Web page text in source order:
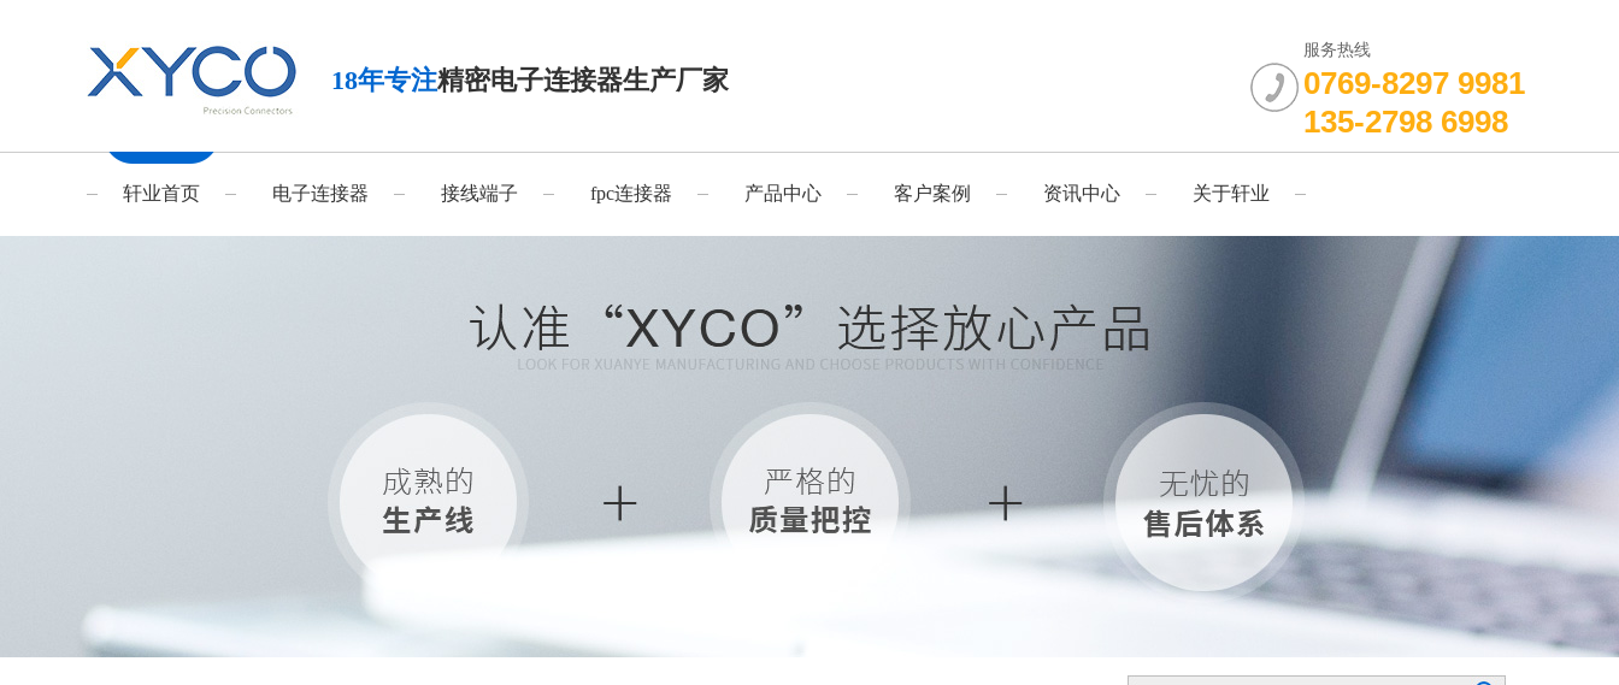
18年专注精密电子连接器生产厂家
服务热线
0769-8297 9981
135-2798 6998
轩业首页 电子连接器 接线端子 fpc连接器 产品中心 客户案例 资讯中心 关于轩业